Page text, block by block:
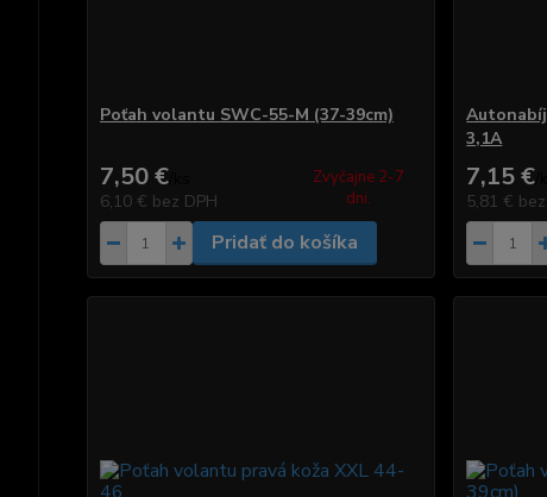
Poťah volantu SWC-55-M (37-39cm)
7,50 €/
6,10 € bez DPH
Zvyčajne 2-7
dni.
Pridať do košíka
3,1A
7,15 €
5,81 €